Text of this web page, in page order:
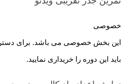
خصوصی
این بخش خصوصی می باشد. برای
باید این دوره را خریداری نمایید.